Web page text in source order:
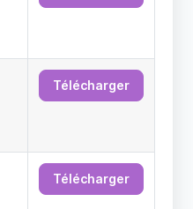
Télécharger
Télécharger